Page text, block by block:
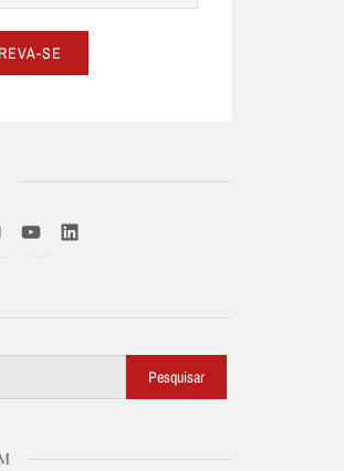
YoutubeLinkedIn
Pesquisar